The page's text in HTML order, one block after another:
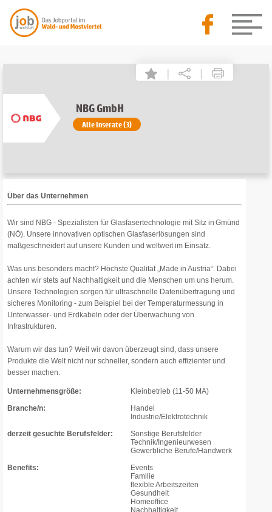
| |
NBG GmbH
Alle Inserate (3)
Über das Unternehmen
Wir sind NBG - Spezialisten für Glasfasertechnologie mit Sitz in Gmünd
(NÖ). Unsere innovativen optischen Glasfaserlösungen sind
maßgeschneidert auf unsere Kunden und weltweit im Einsatz.
Was uns besonders macht? Höchste Qualität „Made in Austria“. Dabei
achten wir stets auf Nachhaltigkeit und die Menschen um uns herum.
Unsere Technologien sorgen für ultraschnelle Datenübertragung und
sicheres Monitoring - zum Beispiel bei der Temperaturmessung in
Unterwasser- und Erdkabeln oder der Überwachung von
Infrastrukturen.
Warum wir das tun? Weil wir davon überzeugt sind, dass unsere
Produkte die Welt nicht nur schneller, sondern auch effizienter und
besser machen.
Unternehmensgröße:
Kleinbetrieb (11-50 MA)
Branche/n:
Handel
Industrie/Elektrotechnik
derzeit gesuchte Berufsfelder:
Sonstige Berufsfelder
Technik/Ingenieurwesen
Gewerbliche Berufe/Handwerk
Benefits:
Events
Familie
flexible Arbeitszeiten
Gesundheit
Homeoffice
Nachhaltigkeit